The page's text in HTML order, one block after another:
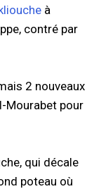
à
contré par
2 nouveaux
Mourabet pour
qui décale
poteau où